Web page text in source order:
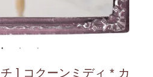
] コクーンミディ * カ